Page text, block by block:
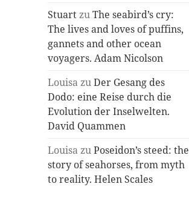
StuartzuThe seabird’s cry:
The lives and loves of puffins,
gannets and other ocean
voyagers. Adam Nicolson
LouisazuDer Gesang des
Dodo: eine Reise durch die
Evolution der Inselwelten.
David Quammen
LouisazuPoseidon’s steed: the
story of seahorses, from myth
to reality. Helen Scales